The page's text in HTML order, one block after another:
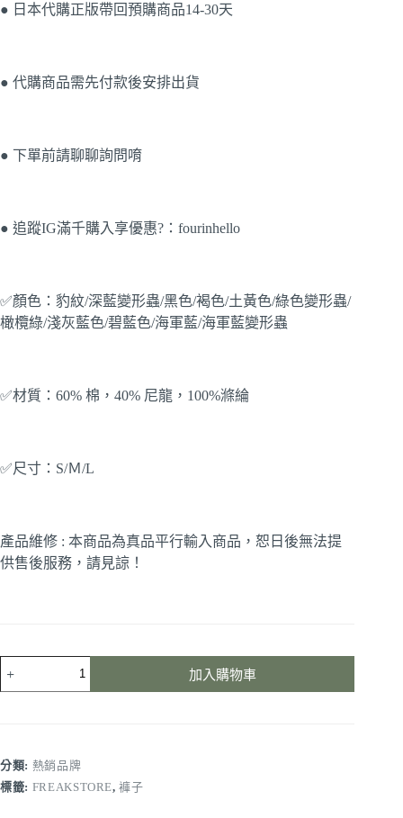
● 日本代購正版帶回預購商品14-30天
● 代購商品需先付款後安排出貨
● 下單前請聊聊詢問唷
● 追蹤IG滿千購入享優惠?：fourinhello
✅顏色：豹紋/深藍變形蟲/黑色/褐色/土黃色/綠色變形蟲/
橄欖綠/淺灰藍色/碧藍色/海軍藍/海軍藍變形蟲
✅材質：60% 棉，40% 尼龍，100%滌綸
✅尺寸：S/Ｍ/L
產品維修 : 本商品為真品平行輸入商品，恕日後無法提
供售後服務，請見諒！
加入購物車
分類: 熱銷品牌
標籤: FREAKSTORE,褲子